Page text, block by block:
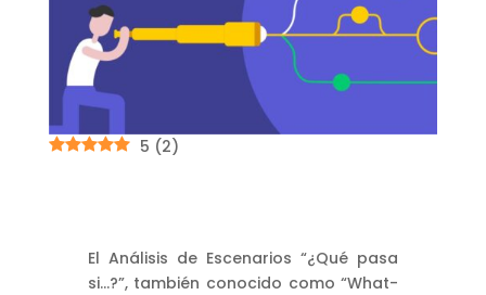
5 (2)
El Análisis de Escenarios “¿Qué pasa
si…?”, también conocido como “What-